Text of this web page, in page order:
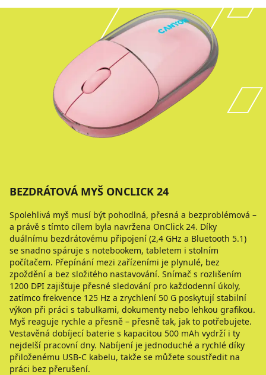
BEZDRÁTOVÁ MYŠ ONCLICK 24
Spolehlivá myš musí být pohodlná, přesná a bezproblémová –
a právě s tímto cílem byla navržena OnClick 24. Díky
duálnímu bezdrátovému připojení (2,4 GHz a Bluetooth 5.1)
se snadno spáruje s notebookem, tabletem i stolním
počítačem. Přepínání mezi zařízeními je plynulé, bez
zpoždění a bez složitého nastavování. Snímač s rozlišením
1200 DPI zajišťuje přesné sledování pro každodenní úkoly,
zatímco frekvence 125 Hz a zrychlení 50 G poskytují stabilní
výkon při práci s tabulkami, dokumenty nebo lehkou grafikou.
Myš reaguje rychle a přesně – přesně tak, jak to potřebujete.
Vestavěná dobíjecí baterie s kapacitou 500 mAh vydrží i ty
nejdelší pracovní dny. Nabíjení je jednoduché a rychlé díky
přiloženému USB-C kabelu, takže se můžete soustředit na
práci bez přerušení.